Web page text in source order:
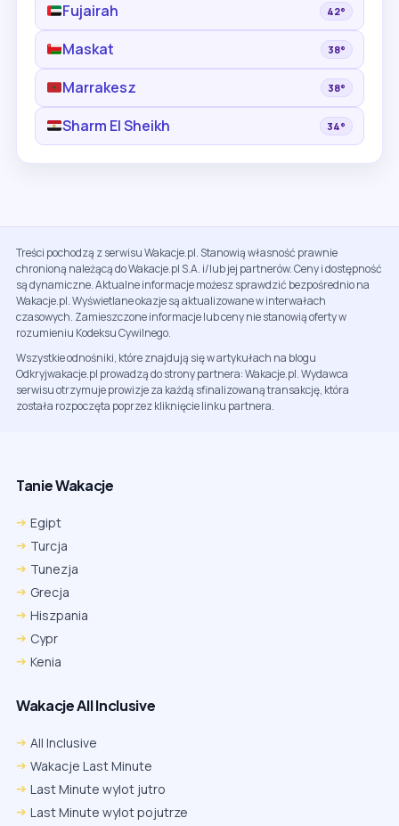
Fujairah 42°
Maskat 38°
Marrakesz 38°
Sharm El Sheikh 34°
Treści pochodzą z serwisu Wakacje.pl. Stanowią własność prawnie
chronioną należącą do Wakacje.pl S.A. i/lub jej partnerów. Ceny i dostępność
są dynamiczne. Aktualne informacje możesz sprawdzić bezpośrednio na
Wakacje.pl. Wyświetlane okazje są aktualizowane w interwałach
czasowych. Zamieszczone informacje lub ceny nie stanowią oferty w
rozumieniu Kodeksu Cywilnego.
Wszystkie odnośniki, które znajdują się w artykułach na blogu
Odkryjwakacje.pl prowadzą do strony partnera: Wakacje.pl. Wydawca
serwisu otrzymuje prowizje za każdą sfinalizowaną transakcję, która
została rozpoczęta poprzez kliknięcie linku partnera.
Tanie Wakacje
Egipt
Turcja
Tunezja
Grecja
Hiszpania
Cypr
Kenia
Wakacje All Inclusive
All Inclusive
Wakacje Last Minute
Last Minute wylot jutro
Last Minute wylot pojutrze